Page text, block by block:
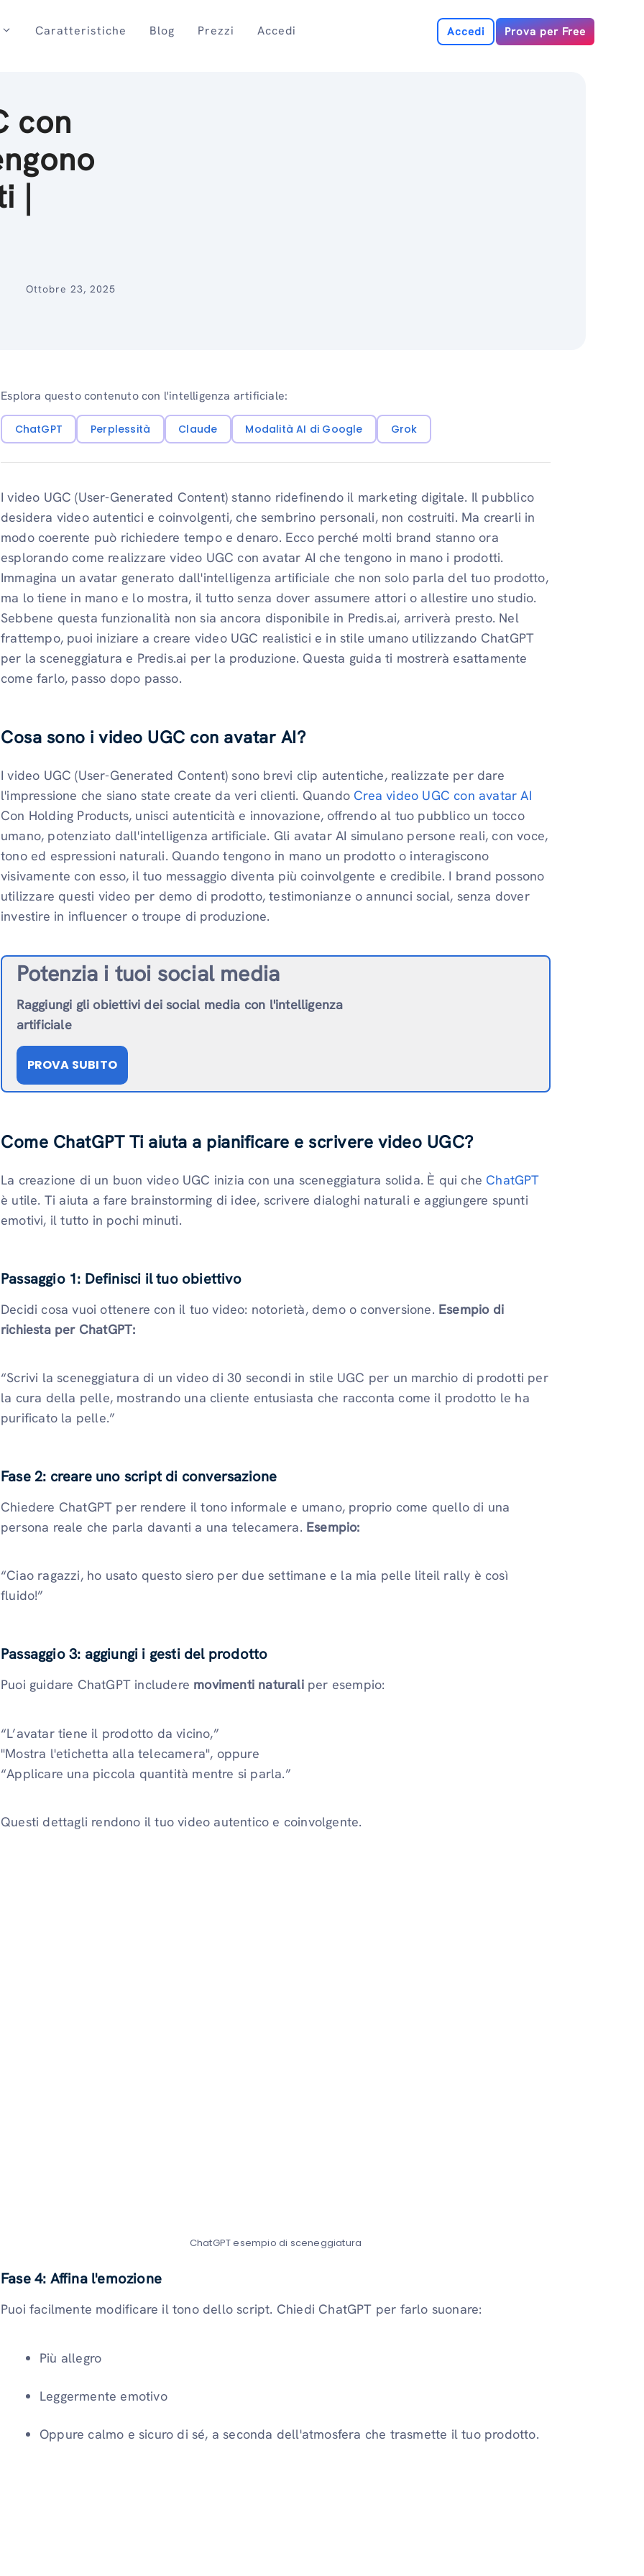
Caratteristiche Blog Prezzi Accedi Accedi Prova per Free
con
|
Ottobre 23, 2025
Esplora questo contenuto con l'intelligenza artificiale:
ChatGPT Perplessità Claude Modalità AI di Google Grok
I video UGC (User-Generated Content) stanno ridefinendo il marketing digitale. Il pubblico
desidera video autentici e coinvolgenti, che sembrino personali, non costruiti. Ma crearli in
modo coerente può richiedere tempo e denaro. Ecco perché molti brand stanno ora
esplorando come realizzare video UGC con avatar AI che tengono in mano i prodotti.
Immagina un avatar generato dall'intelligenza artificiale che non solo parla del tuo prodotto,
ma lo tiene in mano e lo mostra, il tutto senza dover assumere attori o allestire uno studio.
Sebbene questa funzionalità non sia ancora disponibile in Predis.ai, arriverà presto. Nel
frattempo, puoi iniziare a creare video UGC realistici e in stile umano utilizzando ChatGPT
per la sceneggiatura e Predis.ai per la produzione. Questa guida ti mostrerà esattamente
come farlo, passo dopo passo.
Cosa sono i video UGC con avatar AI?
I video UGC (User-Generated Content) sono brevi clip autentiche, realizzate per dare
l'impressione che siano state create da veri clienti. Quando Crea video UGC con avatar AI
Con Holding Products, unisci autenticità e innovazione, offrendo al tuo pubblico un tocco
umano, potenziato dall'intelligenza artificiale. Gli avatar AI simulano persone reali, con voce,
tono ed espressioni naturali. Quando tengono in mano un prodotto o interagiscono
visivamente con esso, il tuo messaggio diventa più coinvolgente e credibile. I brand possono
utilizzare questi video per demo di prodotto, testimonianze o annunci social, senza dover
investire in influencer o troupe di produzione.
Potenzia i tuoi social media
Raggiungi gli obiettivi dei social media con l'intelligenza
artificiale
PROVA SUBITO
Come ChatGPT Ti aiuta a pianificare e scrivere video UGC?
La creazione di un buon video UGC inizia con una sceneggiatura solida. È qui che ChatGPT
è utile. Ti aiuta a fare brainstorming di idee, scrivere dialoghi naturali e aggiungere spunti
emotivi, il tutto in pochi minuti.
Passaggio 1: Definisci il tuo obiettivo
Decidi cosa vuoi ottenere con il tuo video: notorietà, demo o conversione. Esempio di
richiesta per ChatGPT:
“Scrivi la sceneggiatura di un video di 30 secondi in stile UGC per un marchio di prodotti per
la cura della pelle, mostrando una cliente entusiasta che racconta come il prodotto le ha
purificato la pelle.”
Fase 2: creare uno script di conversazione
Chiedere ChatGPT per rendere il tono informale e umano, proprio come quello di una
persona reale che parla davanti a una telecamera. Esempio:
“Ciao ragazzi, ho usato questo siero per due settimane e la mia pelle liteil rally è così
fluido!”
Passaggio 3: aggiungi i gesti del prodotto
Puoi guidare ChatGPT includere movimenti naturaliper esempio:
“L’avatar tiene il prodotto da vicino,”
"Mostra l'etichetta alla telecamera", oppure
“Applicare una piccola quantità mentre si parla.”
Questi dettagli rendono il tuo video autentico e coinvolgente.
ChatGPT esempio di sceneggiatura
Fase 4: Affina l'emozione
Puoi facilmente modificare il tono dello script. Chiedi ChatGPT per farlo suonare:
Più allegro
Leggermente emotivo
Oppure calmo e sicuro di sé, a seconda dell'atmosfera che trasmette il tuo prodotto.